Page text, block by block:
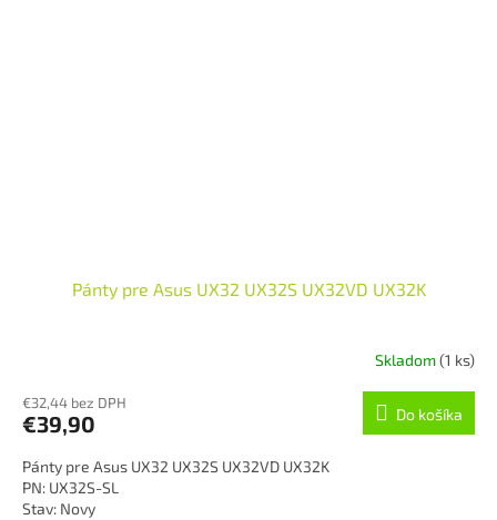
Pánty pre Asus UX32 UX32S UX32VD UX32K
Skladom(1 ks)
€32,44 bez DPH
€39,90 Do košíka
Pánty pre Asus UX32 UX32S UX32VD UX32K
PN: UX32S-SL
Stav: Novy